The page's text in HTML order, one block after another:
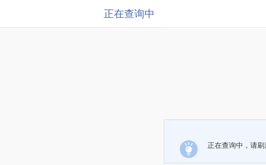
正在查询中
正在查询中，请